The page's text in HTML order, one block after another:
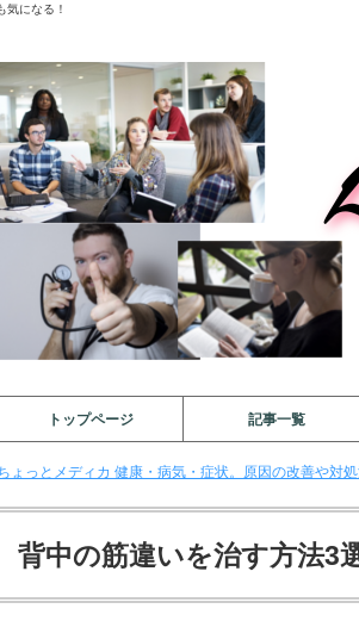
気になる！
トップページ 記事一覧
ょっとメディカ 健康・病気・症状。原因の改善や対
背中の筋違いを治す方法3